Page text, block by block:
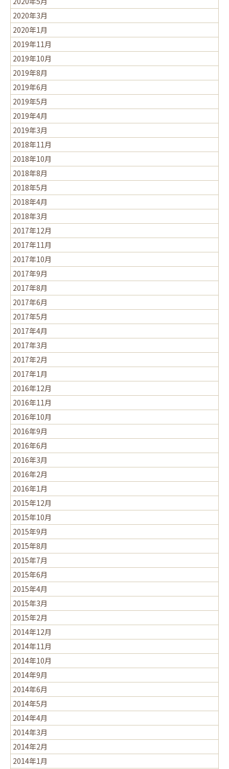
2020年3月
2020年1月
2019年11月
2019年10月
2019年8月
2019年6月
2019年5月
2019年4月
2019年3月
2018年11月
2018年10月
2018年8月
2018年5月
2018年4月
2018年3月
2017年12月
2017年11月
2017年10月
2017年9月
2017年8月
2017年6月
2017年5月
2017年4月
2017年3月
2017年2月
2017年1月
2016年12月
2016年11月
2016年10月
2016年9月
2016年6月
2016年3月
2016年2月
2016年1月
2015年12月
2015年10月
2015年9月
2015年8月
2015年7月
2015年6月
2015年4月
2015年3月
2015年2月
2014年12月
2014年11月
2014年10月
2014年9月
2014年6月
2014年5月
2014年4月
2014年3月
2014年2月
2014年1月